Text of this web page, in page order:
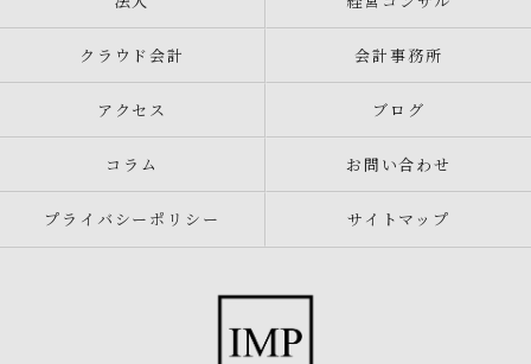
クラウド会計 会計事務所
アクセス ブログ
コラム お問い合わせ
プライバシーポリシー サイトマップ